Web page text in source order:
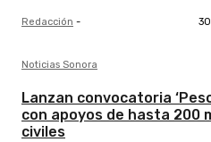
Redacción -
Noticias Sonora
Lanzan convocatoria
con apoyos de hasta 200
civiles